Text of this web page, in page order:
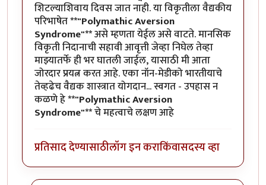
शिटल्याशिवाय दिवस जात नाही. या विकृतीला वैद्यकीय
परिभाषेत**"Polymathic Aversion
Syndrome"**असे म्हणता येईल असे वाटते. मानसिक
विकृती निदानाची सहावी आवृत्ती जेव्हा निघेल तेव्हा
माझ्यातर्फे ही भर घातली जाईल, यासाठी मी आता
जोरदार प्रयत्न करत आहे. एका नॉन-मेडीको भारतीयाचे
तेव्हढेच वैद्यक शास्त्रात योगदान... स्वगत - उपहास न
कळणे हे**"Polymathic Aversion
Syndrome"**चे महत्वाचे लक्षण आहे
प्रतिसाद देण्यासाठीलॉग इन कराकिंवासदस्य व्हा